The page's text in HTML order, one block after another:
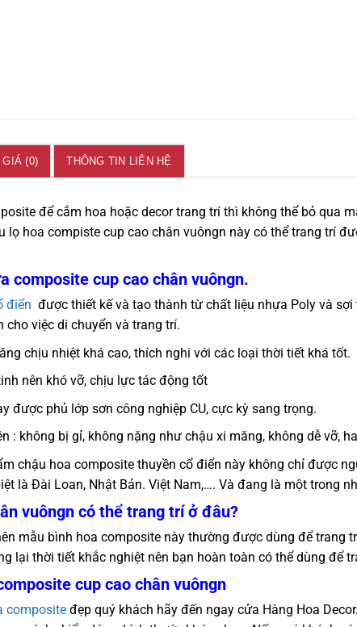
(0) THÔNG TIN LIÊN HỆ
để cắm hoa hoặc decor trang trí thì không thể bỏ qua
lọ hoa compiste cup cao chân vuôngn này có thể trang trí
composite cup cao chân vuôngn.
điển được thiết kế và tạo thành từ chất liệu nhựa Poly và
cho việc di chuyển và trang trí.
chịu nhiệt khá cao, thích nghi với các loại thời tiết khá tốt.
nên khó vỡ, chịu lực tác động tốt
được phủ lớp sơn công nghiệp CU, cực kỳ sang trọng.
: không bị gỉ, không nặng như chậu xi măng, không dễ vỡ,
chậu hoa composite thuyền cổ điển này không chỉ được
là Đài Loan, Nhật Bản. Việt Nam,…. Và đang là một trong
vuôngn có thể trang trí ở đâu?
mẫu bình hoa composite này thường được dùng để trang
lại thời tiết khắc nghiệt nên bạn hoàn toàn có thể dùng để
cup cao chân vuôngn
composite đẹp quý khách hãy đến ngay cửa Hàng Hoa